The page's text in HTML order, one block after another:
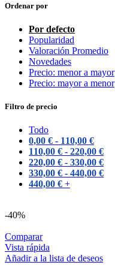
Ordenar por
Por defecto
Popularidad
Valoración Promedio
Novedades
Precio: menor a mayor
Precio: mayor a menor
Filtro de precio
Todo
0,00 € - 110,00 €
110,00 € - 220,00 €
220,00 € - 330,00 €
330,00 € - 440,00 €
440,00 € +
-40%
Comparar
Vista rápida
Añadir a la lista de deseos